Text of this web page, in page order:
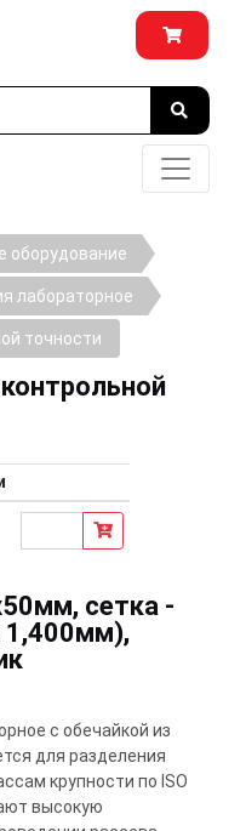
оборудование
лабораторное
точности
сетка -
1,400мм),
с обечайкой из
для разделения
крупности по ISO
высокую